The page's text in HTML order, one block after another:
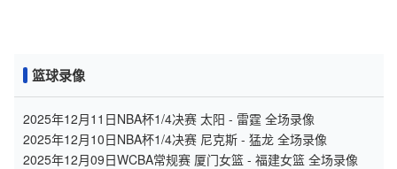
篮球录像
2025年12月11日NBA杯1/4决赛 太阳 - 雷霆 全场录像
2025年12月10日NBA杯1/4决赛 尼克斯 - 猛龙 全场录像
2025年12月09日WCBA常规赛 厦门女篮 - 福建女篮 全场录像